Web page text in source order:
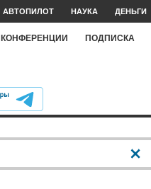
АВТОПИЛОТ НАУКА ДЕНЬГИ
КОНФЕРЕНЦИИ ПОДПИСКА